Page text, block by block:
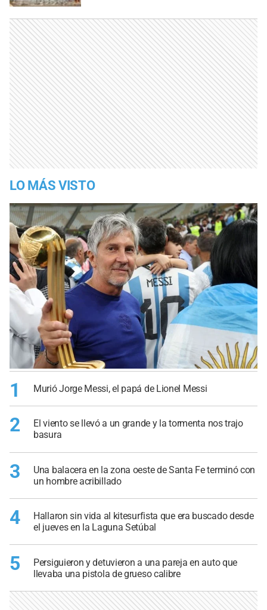
LO MÁS VISTO
1 Murió Jorge Messi, el papá de Lionel Messi
2
El viento se llevó a un grande y la tormenta nos trajo
basura
3
Una balacera en la zona oeste de Santa Fe terminó con
un hombre acribillado
4
Hallaron sin vida al kitesurfista que era buscado desde
el jueves en la Laguna Setúbal
5
Persiguieron y detuvieron a una pareja en auto que
llevaba una pistola de grueso calibre